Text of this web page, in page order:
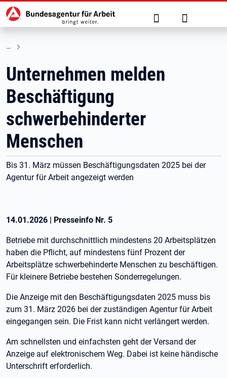
zu den Hauptinhalten springen
Hauptnavigation Suche Anmelden
Unternehmen melden
Beschäftigung
schwerbehinderter
Menschen
Bis 31. März müssen Beschäftigungsdaten 2025 bei der
Agentur für Arbeit angezeigt werden
14.01.2026 | Presseinfo Nr. 5
Betriebe mit durchschnittlich mindestens 20 Arbeitsplätzen
haben die Pflicht, auf mindestens fünf Prozent der
Arbeitsplätze schwerbehinderte Menschen zu beschäftigen.
Für kleinere Betriebe bestehen Sonderregelungen.
Die Anzeige mit den Beschäftigungsdaten 2025 muss bis
zum 31. März 2026 bei der zuständigen Agentur für Arbeit
eingegangen sein. Die Frist kann nicht verlängert werden.
Am schnellsten und einfachsten geht der Versand der
Anzeige auf elektronischem Weg. Dabei ist keine händische
Unterschrift erforderlich.